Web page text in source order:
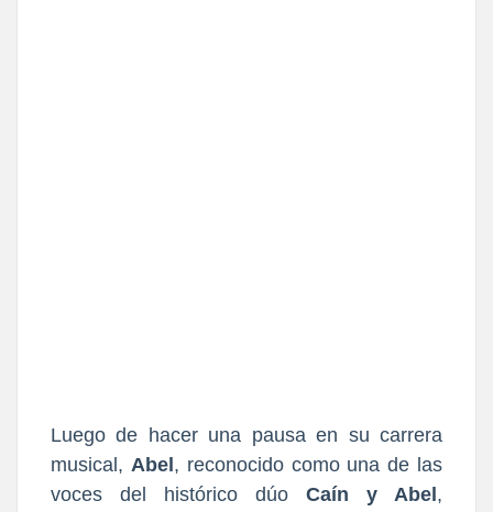
Luego de hacer una pausa en su carrera
musical, Abel , reconocido como una de las
voces del histórico dúo Caín y Abel ,